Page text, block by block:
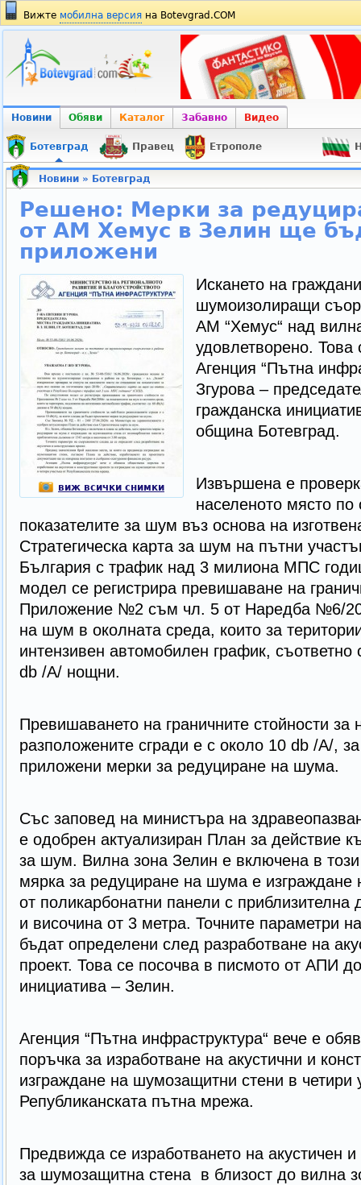
Вижте мобилна версия на Botevgrad.COM
Новини Обяви Каталог Забавно Видео
Ботевград Правец Етрополе
Новини» Ботевград
Решено: Мерки за
от АМ Хемус в Зелин ще
приложени
виж всички снимки
Искането на
шумоизолиращи
АМ “Хемус“ над
удовлетворено. Това
Агенция “Пътна
Згурова –
гражданска
община Ботевград.
Извършена е
населеното място
показателите за шум въз основа на
Стратегическа карта за шум на пътни
България с трафик над 3 милиона МПС
модел се регистрира превишаване на
Приложение №2 съм чл. 5 от Наредба №6/
на шум в околната среда, които за
интензивен автомобилен график,
db /А/ нощни.
Превишаването на граничните стойности за
разположените сгради е с около 10 db /А/,
приложени мерки за редуциране на шума.
Със заповед на министъра на
е одобрен актуализиран План за действие
за шум. Вилна зона Зелин е включена в този
мярка за редуциране на шума е
от поликарбонатни панели с
и височина от 3 метра. Точните параметри
бъдат определени след разработване на
проект. Това се посочва в писмото от АПИ
инициатива – Зелин.
Агенция “Пътна инфраструктура“ вече е
поръчка за изработване на акустични и
изграждане на шумозащитни стени в четири
Републиканската пътна мрежа.
Предвижда се изработването на акустичен и
за шумозащитна стена в близост до вилна